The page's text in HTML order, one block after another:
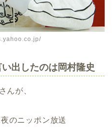
出したのは岡村隆史
んが、
のニッポン放送